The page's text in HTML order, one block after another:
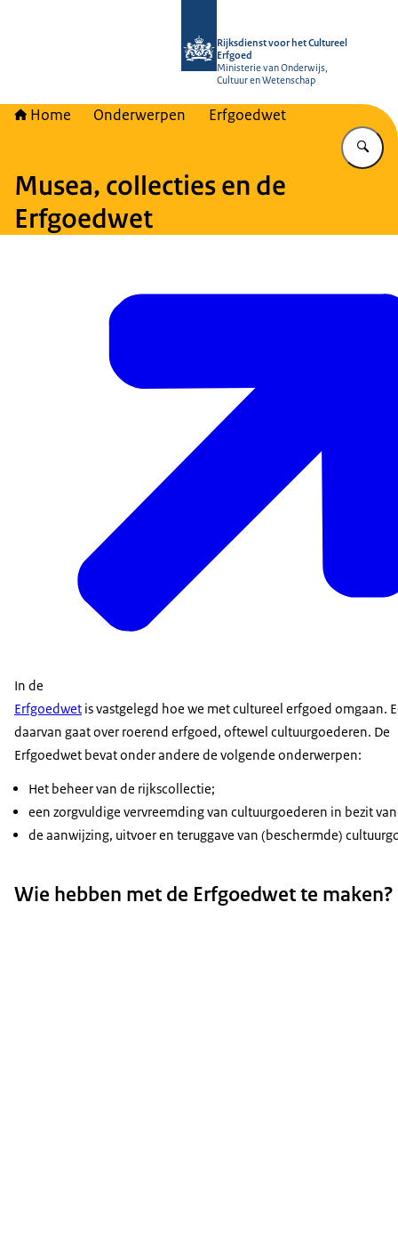
Rijksdienst voor het Cultureel
Erfgoed
Ministerie van Onderwijs,
Cultuur en Wetenschap
Home Onderwerpen Erfgoedwet
Musea, collecties en de
Erfgoedwet
In de
Erfgoedwet is vastgelegd hoe we met cultureel erfgoed omgaan.
daarvan gaat over roerend erfgoed, oftewel cultuurgoederen. De
Erfgoedwet bevat onder andere de volgende onderwerpen:
Het beheer van de rijkscollectie;
een zorgvuldige vervreemding van cultuurgoederen in bezit
de aanwijzing, uitvoer en teruggave van (beschermde)
Wie hebben met de Erfgoedwet te maken?